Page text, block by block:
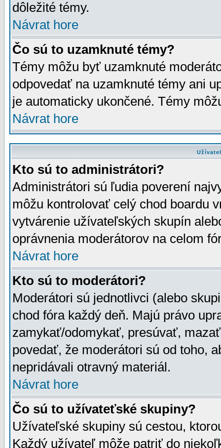
dôležité témy.
Návrat hore
Čo sú to uzamknuté témy?
Témy môžu byť uzamknuté
odpovedať na uzamknuté témy ani
je automaticky ukončené. Témy
Návrat hore
Kto sú to administrátori?
Administrátori sú ľudia poverení
môžu kontrolovať celý chod boardu
vytvárenie užívateľských skupín
oprávnenia moderátorov na celom
Návrat hore
Kto sú to moderátori?
Moderátori sú jednotlivci (alebo
chod fóra každý deň. Majú právo
zamykať/odomykať, presúvať,
povedať, že moderátori sú od toho,
nepridávali otravný materiál.
Návrat hore
Čo sú to užívateťské skupiny?
Užívateľské skupiny sú cestou,
Každý užívateľ môže patriť do